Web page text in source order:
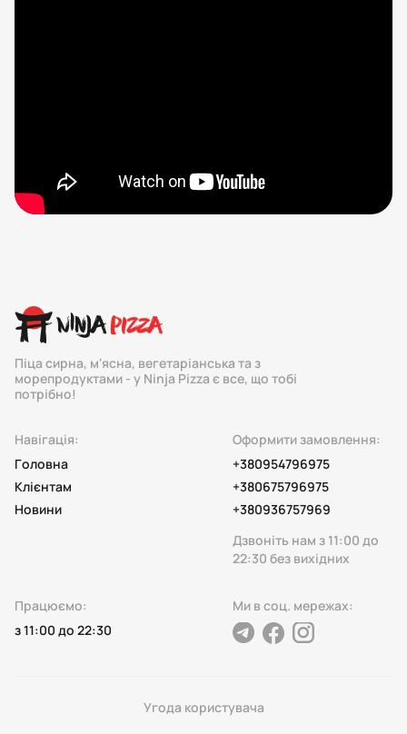
Піца сирна, м'ясна, вегетаріанська та з
морепродуктами - у Ninja Pizza є все, що тобі
потрібно!
Навігація:
Головна
Клієнтам
Новини
Оформити замовлення:
+380954796975
+380675796975
+380936757969
Дзвоніть нам з 11:00 до
22:30 без вихідних
Працюємо:
з 11:00 до 22:30
Ми в соц. мережах:
telegram facebook instagram
Угода користувача